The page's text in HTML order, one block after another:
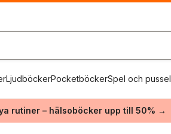
LjudböckerPocketböckerSpel och pussel
rutiner – hälsoböcker upp till 50% →